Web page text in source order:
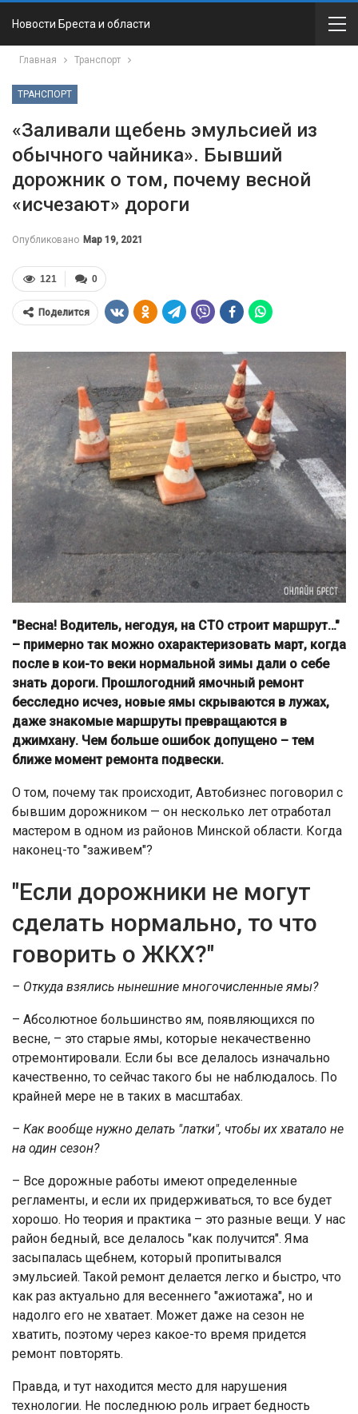
Новости Бреста и области
Главная Транспорт
ТРАНСПОРТ
«Заливали щебень эмульсией из
обычного чайника». Бывший
дорожник о том, почему весной
«исчезают» дороги
Опубликовано Мар 19, 2021
0
121
Поделится
"Весна! Водитель, негодуя, на СТО строит маршрут…"
– примерно так можно охарактеризовать март, когда
после в кои-то веки нормальной зимы дали о себе
знать дороги. Прошлогодний ямочный ремонт
бесследно исчез, новые ямы скрываются в лужах,
даже знакомые маршруты превращаются в
джимхану. Чем больше ошибок допущено – тем
ближе момент ремонта подвески.
О том, почему так происходит, Автобизнес поговорил с
бывшим дорожником — он несколько лет отработал
мастером в одном из районов Минской области. Когда
наконец-то "заживем"?
"Если дорожники не могут
сделать нормально, то что
говорить о ЖКХ?"
– Откуда взялись нынешние многочисленные ямы?
– Абсолютное большинство ям, появляющихся по
весне, – это старые ямы, которые некачественно
отремонтировали. Если бы все делалось изначально
качественно, то сейчас такого бы не наблюдалось. По
крайней мере не в таких в масштабах.
– Как вообще нужно делать "латки", чтобы их хватало не
на один сезон?
– Все дорожные работы имеют определенные
регламенты, и если их придерживаться, то все будет
хорошо. Но теория и практика – это разные вещи. У нас
район бедный, все делалось "как получится". Яма
засыпалась щебнем, который пропитывался
эмульсией. Такой ремонт делается легко и быстро, что
как раз актуально для весеннего "ажиотажа", но и
надолго его не хватает. Может даже на сезон не
хватить, поэтому через какое-то время придется
ремонт повторять.
Правда, и тут находится место для нарушения
технологии. Не последнюю роль играет бедность